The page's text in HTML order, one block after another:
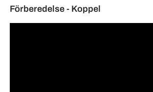
Förberedelse - Koppel